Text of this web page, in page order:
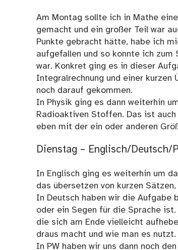
Am Montag sollte ich in Mathe
gemacht und ein großer Teil war
Punkte gebracht hätte, habe ich
aufgefallen und so konnte ich zum
war. Konkret ging es in dieser
Integralrechnung und einer kurzen
noch darauf gekommen.
In Physik ging es dann weiterhin
Radioaktiven Stoffen. Das ist
eben mit der ein oder anderen
Dienstag – Englisch/Deutsch/
In Englisch ging es weiterhin um
das übersetzen von kurzen
In Deutsch haben wir die Aufgabe
oder ein Segen für die Sprache
die sich am Ende vielleicht
draus macht und wie man es nutzt.
In PW haben wir uns dann noch